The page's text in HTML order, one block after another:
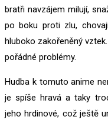
bratři navzájem milují,
po boku proti zlu,
hluboko zakořeněný
pořádné problémy.
Hudba k tomuto anime
je spíše hravá a taky
jeho hrdinové, což ještě